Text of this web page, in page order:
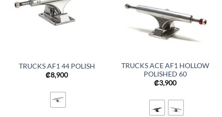
TRUCKS AF1 44 POLISH
₡8,900
TRUCKS ACE AF1 HOLLOW
POLISHED 60
₡3,900